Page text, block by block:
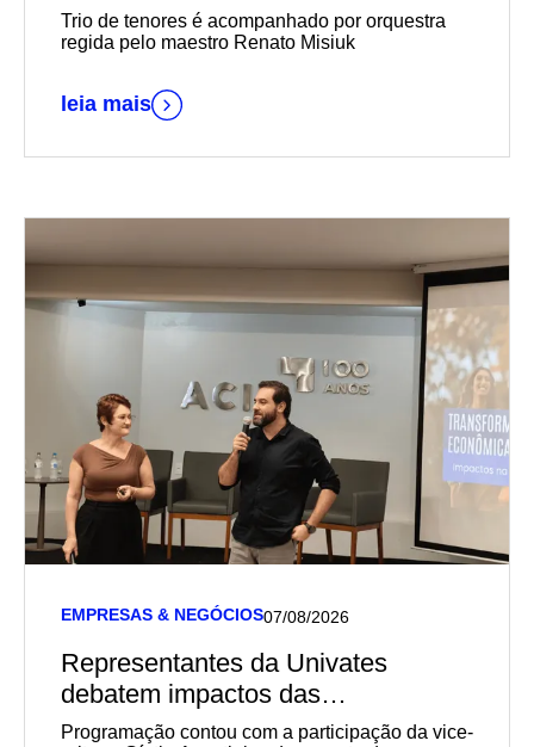
Teatro Univates
Trio de tenores é acompanhado por orquestra
regida pelo maestro Renato Misiuk
leia mais
EMPRESAS & NEGÓCIOS07/08/2026
Representantes da Univates
debatem impactos das
transformações sociais,
Programação contou com a participação da vice-